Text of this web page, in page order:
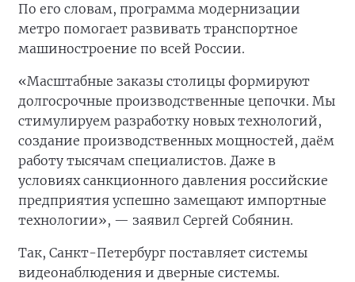
По его словам, программа модернизации
метро помогает развивать транспортное
машиностроение по всей России.
«Масштабные заказы столицы формируют
долгосрочные производственные цепочки. Мы
стимулируем разработку новых технологий,
создание производственных мощностей, даём
работу тысячам специалистов. Даже в
условиях санкционного давления российские
предприятия успешно замещают импортные
технологии», — заявил Сергей Собянин.
Так, Санкт-Петербург поставляет системы
видеонаблюдения и дверные системы.